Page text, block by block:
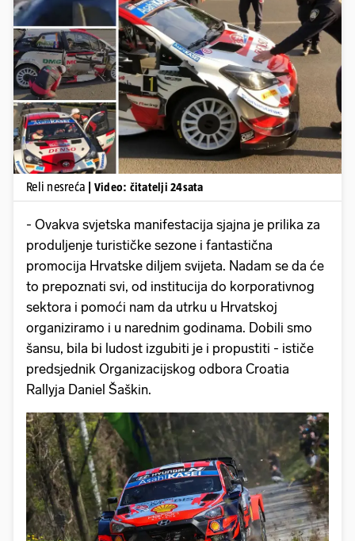
Pokretanje videa...
Reli nesreća | Video: čitatelji 24sata
- Ovakva svjetska manifestacija sjajna je prilika za
produljenje turističke sezone i fantastična
promocija Hrvatske diljem svijeta. Nadam se da će
to prepoznati svi, od institucija do korporativnog
sektora i pomoći nam da utrku u Hrvatskoj
organiziramo i u narednim godinama. Dobili smo
šansu, bila bi ludost izgubiti je i propustiti - ističe
predsjednik Organizacijskog odbora Croatia
Rallyja Daniel Šaškin.